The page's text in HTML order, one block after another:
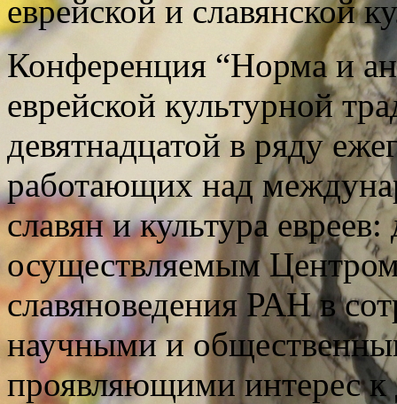
еврейской и славянской
Конференция “Норма и
еврейской культурной
девятнадцатой в ряду
работающих над
славян и культура
осуществляемым
славяноведения РАН в
научными и
проявляющими интерес к